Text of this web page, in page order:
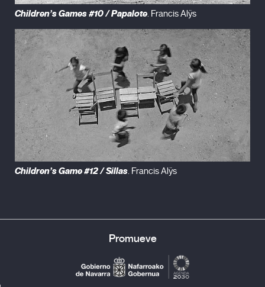
Children’s Games #10 / Papalote. Francis Alÿs
Children’s Game #12 / Sillas . Francis Alÿs
Promueve